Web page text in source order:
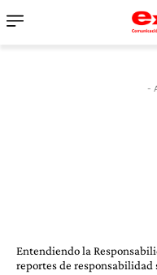
-
Entendiendo la
reportes de responsabilidad